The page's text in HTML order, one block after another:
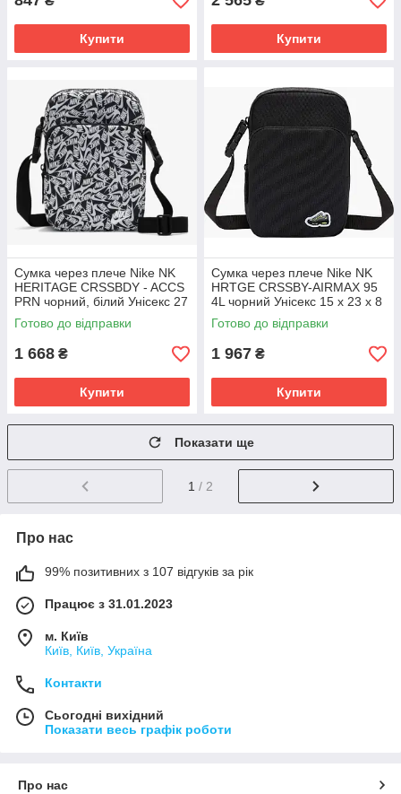
Купити Купити
Сумка через плече Nike NK
HERITAGE CRSSBDY - ACCS
PRN чорний, білий Унісекс 27
х 6 х 15 см FD5595-010
Готово до відправки
1 668 ₴
Купити
Сумка через плече Nike NK
HRTGE CRSSBY-AIRMAX 95
4L чорний Унісекс 15 x 23 x 8
см HJ8329-010
Готово до відправки
1 967 ₴
Купити
Показати ще
1 / 2
Про нас
99% позитивних з 107 відгуків за рік
Працює з 31.01.2023
м. Київ
Київ, Київ, Україна
Контакти
Сьогодні вихідний
Показати весь графік роботи
Про нас